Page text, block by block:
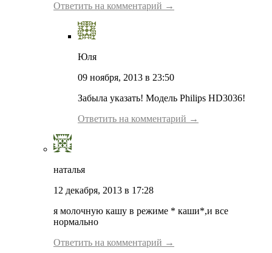
Ответить на комментарий →
Юля
09 ноября, 2013 в 23:50
Забыла указать! Модель Philips HD3036!
Ответить на комментарий →
наталья
12 декабря, 2013 в 17:28
я молочную кашу в режиме * каши*,и все
нормально
Ответить на комментарий →